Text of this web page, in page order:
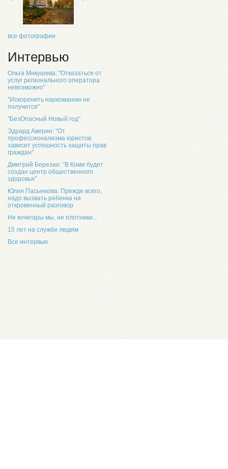
все фотографии
Интервью
Ольга Микушева: "Отказаться от
услуг регионального оператора
невозможно"
"Искоренить наркоманию не
получится"
"БезОпасный Новый год"
Эдуард Аверин: "От
профессионализма юристов
зависит успешность защиты прав
граждан"
Дмитрий Березин: "В Коми будет
создан центр общественного
здоровья"
Юлия Пасынкова: Прежде всего,
надо вызвать ребенка на
откровенный разговор
Не кочегары мы, не плотники...
15 лет на службе людям
Все интервью